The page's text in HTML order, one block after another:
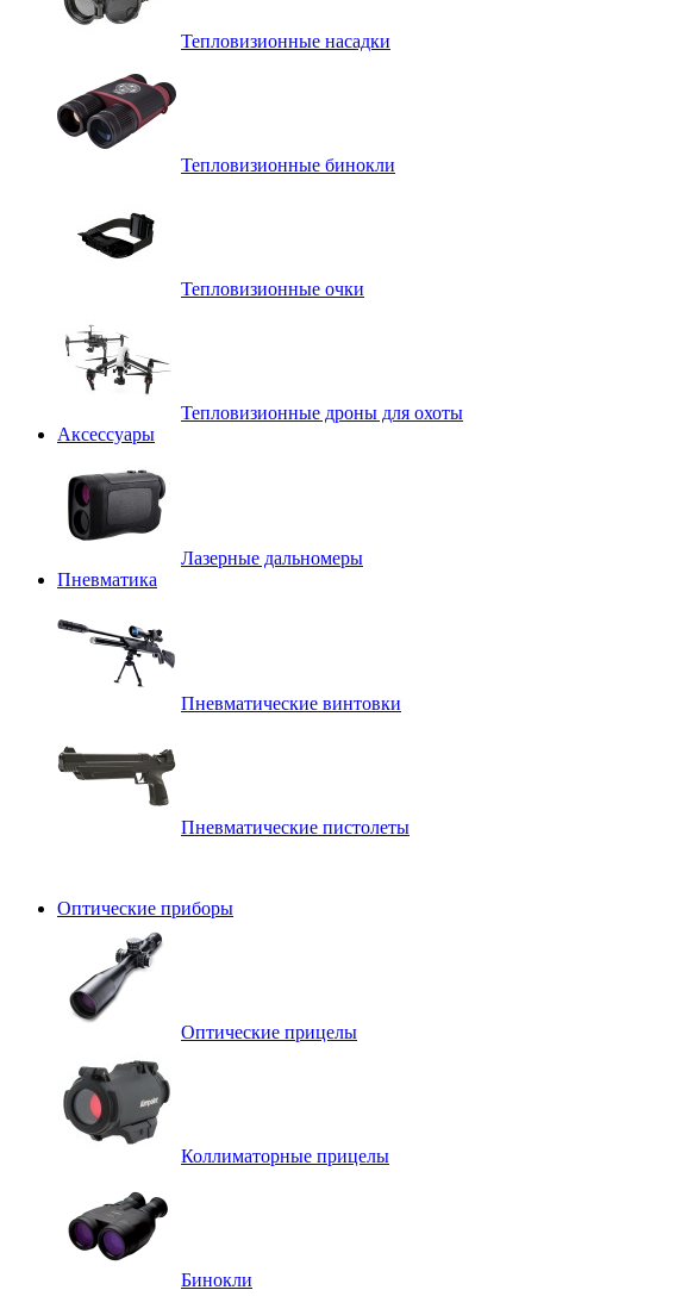
Тепловизионные насадки
Тепловизионные бинокли
Тепловизионные очки
Тепловизионные дроны для охоты
Аксессуары
Лазерные дальномеры
Пневматика
Пневматические винтовки
Пневматические пистолеты
Оптические приборы
Оптические прицелы
Коллиматорные прицелы
Бинокли